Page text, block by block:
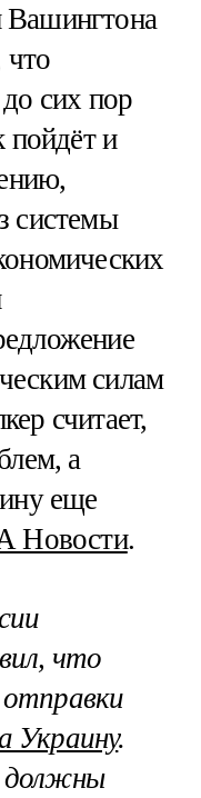
что
сих пор
пойдёт и
системы
силам
считает,
а
еще
Новости.
что
Украину.
должны